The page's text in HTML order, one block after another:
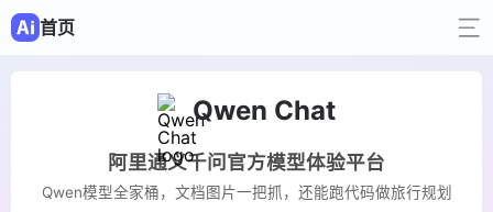
首页
Qwen Chat
阿里通义千问官方模型体验平台
Qwen模型全家桶，文档图片一把抓，还能跑代码做旅行规划